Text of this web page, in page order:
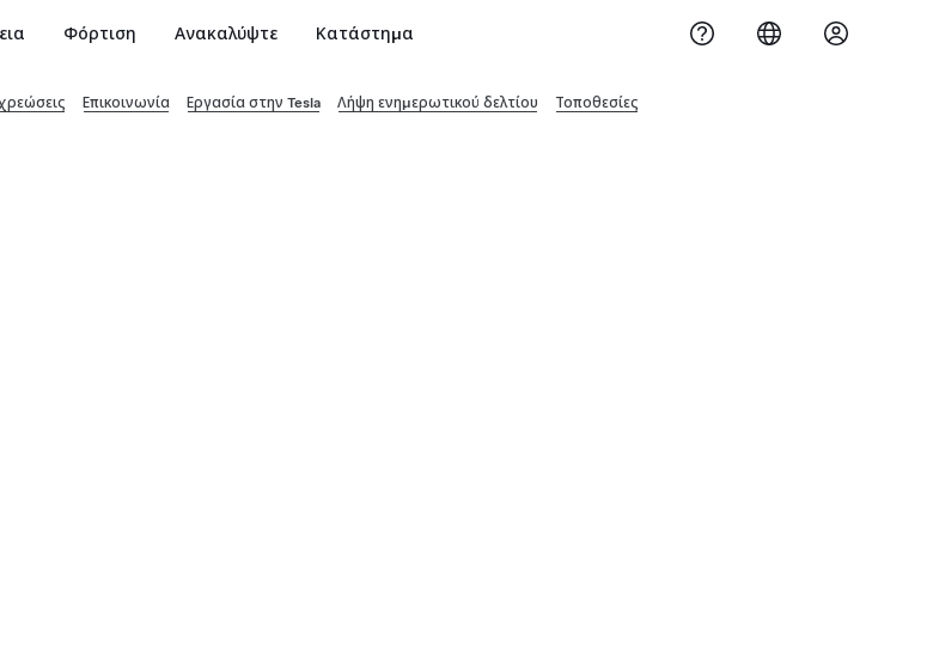
Φόρτιση Ανακαλύψτε Κατάστημα
Επικοινωνία Εργασία στην Tesla Λήψη ενημερωτικού δελτίου Τοποθεσίες